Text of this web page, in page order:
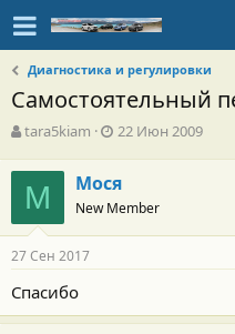
Диагностика и регулировки
Самостоятельный
А
т
о
р
т
е
м
ы
tara5kiam
Д
а
н
а
22 Июн 2009
М Мося
New Member
27 Сен 2017
Спасибо